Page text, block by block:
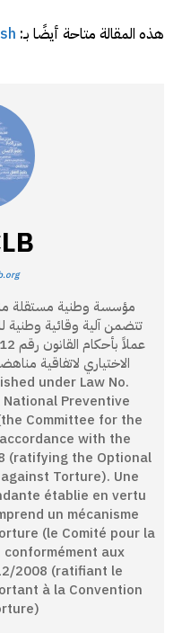
هذه المقالة متاحة أيضًا بـ:
تتضمن آلية وقائية وطنية
under Law No.
Preventive
Committee for the
with the
(ratifying the Optional
Torture). Une
établie en vertu
un mécanisme
(le Comité pour la
aux
2008 (ratifiant le
à la Convention